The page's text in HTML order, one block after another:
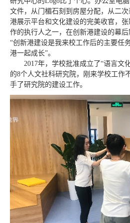
文件，从门楣石刻到房屋分配，从二
港展示平台和文化建设的完美收官，
作的执行人之一，在创新港建设的幕后
“创新港建设是我来校工作后的主要任
港一起成长”。
2017年，学校批准成立了“语言文
的8个人文社科研究院，刚来学校工作
手了研究院的建设工作。